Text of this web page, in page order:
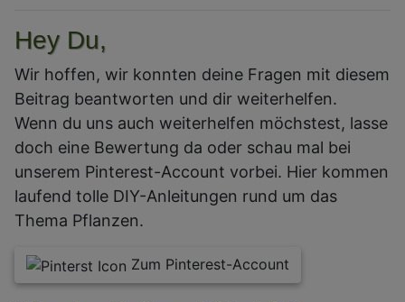
Hey Du,
Wir hoffen, wir konnten deine Fragen mit diesem
Beitrag beantworten und dir weiterhelfen.
Wenn du uns auch weiterhelfen möchstest, lasse
doch eine Bewertung da oder schau mal bei
unserem Pinterest-Account vorbei. Hier kommen
laufend tolle DIY-Anleitungen rund um das
Thema Pflanzen.
Zum Pinterest-Account